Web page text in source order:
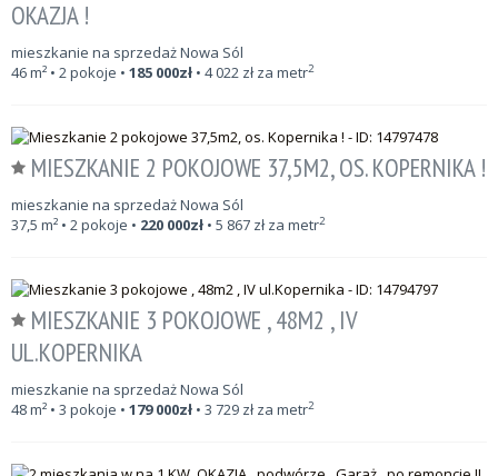
OKAZJA !
mieszkanie na sprzedaż Nowa Sól
46m² • 2 pokoje • 185 000zł • 4 022 zł za metr2
MIESZKANIE 2 POKOJOWE 37,5M2, OS. KOPERNIKA !
mieszkanie na sprzedaż Nowa Sól
37,5 m² • 2 pokoje • 220 000zł • 5 867 zł za metr2
MIESZKANIE 3 POKOJOWE , 48M2 , IV
UL.KOPERNIKA
mieszkanie na sprzedaż Nowa Sól
48m² • 3 pokoje • 179 000zł • 3 729 zł za metr2